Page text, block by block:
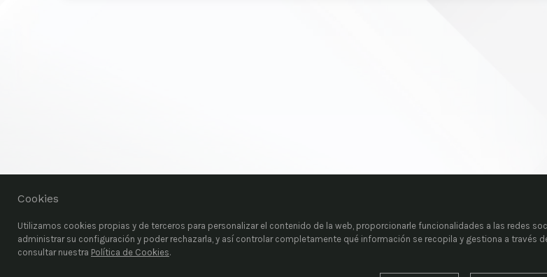
Cookies
Utilizamos cookies propias y de terceros para personalizar el contenido de la web, proporcionarle funcionalidades a las redes
administrar su configuración y poder rechazarla, y así controlar completamente qué información se recopila y gestiona a
consultar nuestra Política de Cookies.